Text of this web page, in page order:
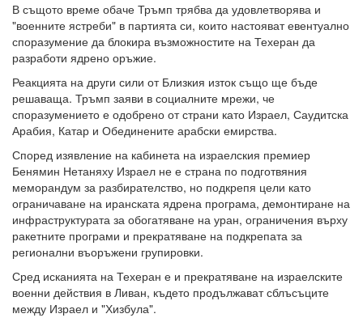
В същото време обаче Тръмп трябва да удовлетворява и
"военните ястреби" в партията си, които настояват евентуално
споразумение да блокира възможностите на Техеран да
разработи ядрено оръжие.
Реакцията на други сили от Близкия изток също ще бъде
решаваща. Тръмп заяви в социалните мрежи, че
споразумението е одобрено от страни като Израел, Саудитска
Арабия, Катар и Обединените арабски емирства.
Според изявление на кабинета на израелския премиер
Бенямин Нетаняху Израел не е страна по подготвяния
меморандум за разбирателство, но подкрепя цели като
ограничаване на иранската ядрена програма, демонтиране на
инфраструктурата за обогатяване на уран, ограничения върху
ракетните програми и прекратяване на подкрепата за
регионални въоръжени групировки.
Сред исканията на Техеран е и прекратяване на израелските
военни действия в Ливан, където продължават сблъсъците
между Израел и "Хизбула".